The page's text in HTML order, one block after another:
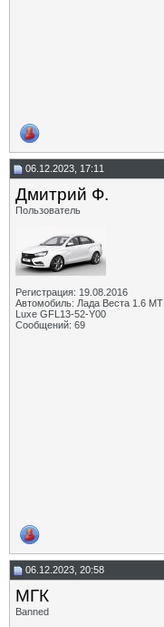
06.12.2023, 17:11
Дмитрий Ф.
Пользователь
Регистрация: 19.08.2016
Автомобиль: Лада Веста 1.6 MT
Luxe GFL13-52-Y00
Сообщений: 69
06.12.2023, 20:58
МГК
Banned